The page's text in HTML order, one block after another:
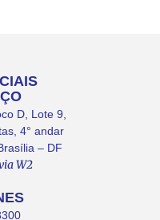
D, Lote 9,
4° andar
– DF
W2